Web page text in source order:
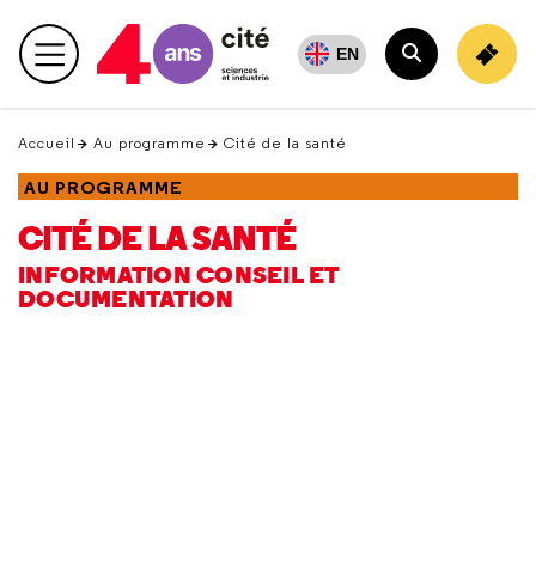
en
haut Menu principal EN
Rechercher
Accueil Au programme Cité de la santé
AU PROGRAMME
CITÉ DE LA SANTÉ
INFORMATION CONSEIL ET
DOCUMENTATION